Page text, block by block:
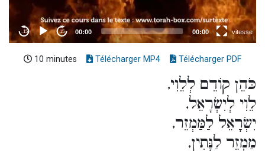
10 minutes Télécharger MP4 Télécharger PDF
כֹּהֵן קוֹדֵם לְלֵוִי,
לֵוִי לְיִשְׂרָאֵל,
יִשְׂרָאֵל לַמַּמְזֵר,
מַמְזֵר לַנָּתִין,